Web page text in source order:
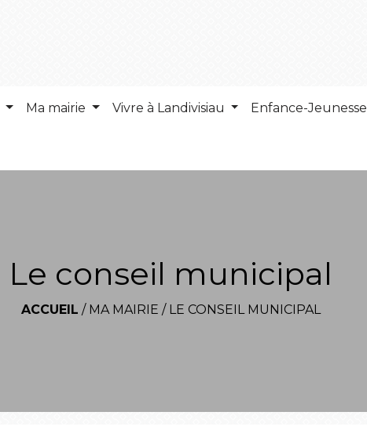
Ma mairie Vivre à Landivisiau Enfance-Jeunesse
Le conseil municipal
ACCUEIL / MA MAIRIE / LE CONSEIL MUNICIPAL